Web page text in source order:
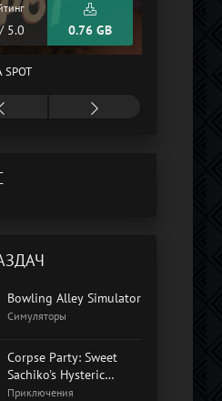
5.0 0.76 GB
SPOT
Bowling Alley Simulator
Симуляторы
Corpse Party: Sweet
Sachiko's Hysteric
Birthday Bash
Приключения